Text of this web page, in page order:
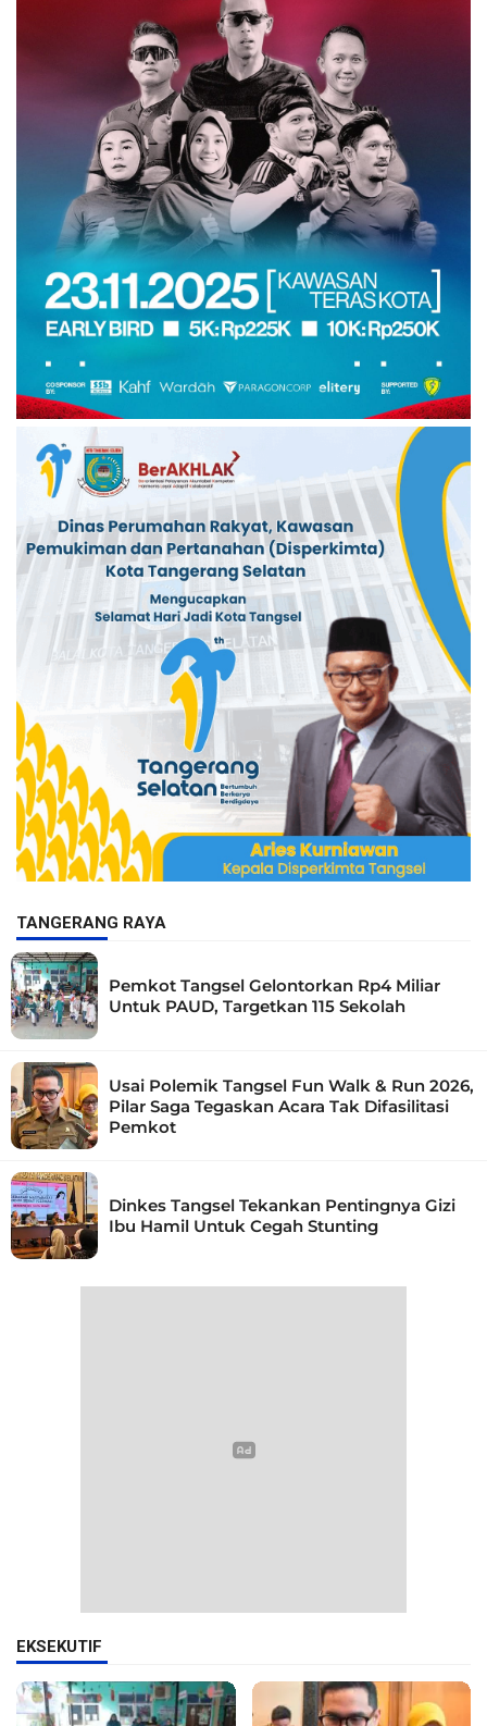
TANGERANG RAYA
Pemkot Tangsel Gelontorkan Rp4 Miliar
Untuk PAUD, Targetkan 115 Sekolah
Usai Polemik Tangsel Fun Walk & Run 2026,
Pilar Saga Tegaskan Acara Tak Difasilitasi
Pemkot
Dinkes Tangsel Tekankan Pentingnya Gizi
Ibu Hamil Untuk Cegah Stunting
EKSEKUTIF